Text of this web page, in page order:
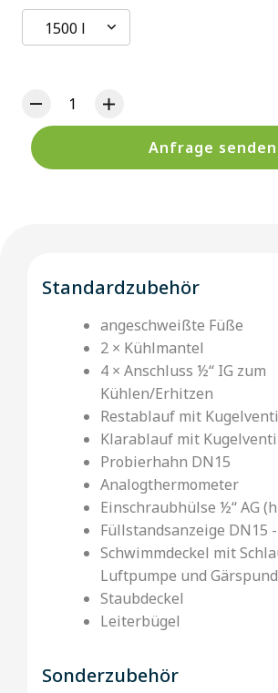
1500 l
Anfrage senden
Standardzubehör
angeschweißte Füße
2 × Kühlmantel
4 × Anschluss ½‘‘ IG zum
Kühlen/Erhitzen
Restablauf mit Kugelventil
Klarablauf mit Kugelventil
Probierhahn DN15
Analogthermometer
Einschraubhülse ½‘‘ AG
Füllstandsanzeige DN15
Schwimmdeckel mit
Luftpumpe und Gärspund
Staubdeckel
Leiterbügel
Sonderzubehör